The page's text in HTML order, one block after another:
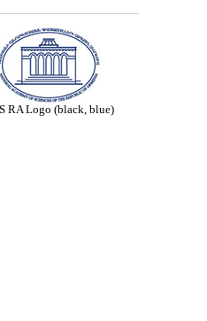
RA Logo (black, blue)